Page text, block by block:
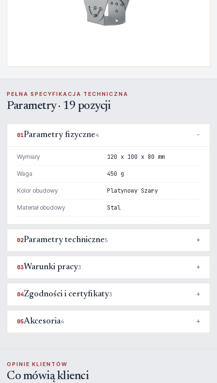
PEŁNA SPECYFIKACJA TECHNICZNA
Parametry · 19 pozycji
01Parametry fizyczne4
Wymiary 120 x 100 x 80 mm
Waga 450 g
Kolor obudowy Platynowy Szary
Materiał obudowy Stal
02Parametry techniczne5
03Warunki pracy3
04Zgodności i certyfikaty3
05Akcesoria4
OPINIE KLIENTÓW
Co mówią klienci